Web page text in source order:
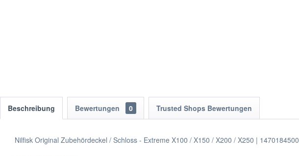
Beschreibung Bewertungen 0 Trusted Shops Bewertungen
Nilfisk Original Zubehördeckel / Schloss - Extreme X100 / X150 / X200 / X250 | 1470184500